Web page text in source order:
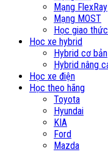
Mạng FlexRay
Mạng MOST
Học giao
Học xe hybrid
Hybrid cơ bản
Hybrid nâng
Học xe điện
Học theo hãng
Toyota
Hyundai
KIA
Ford
Mazda